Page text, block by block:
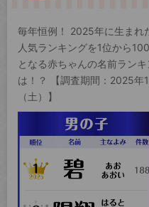
毎年恒例！ 2025年に生まれ
人気ランキングを1位から
となる赤ちゃんの名前ラン
は！？ 【調査期間：2025年
（土）】